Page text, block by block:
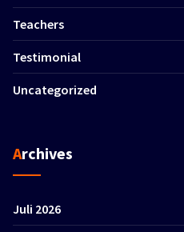
Teachers
Testimonial
Uncategorized
Archives
Juli 2026